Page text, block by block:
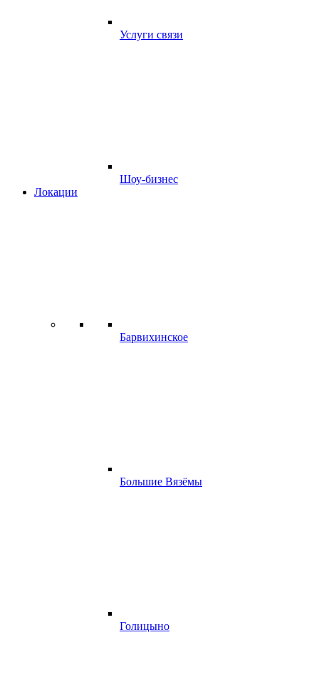
Услуги связи
Шоу-бизнес
Локации
Барвихинское
Большие Вязёмы
Голицыно